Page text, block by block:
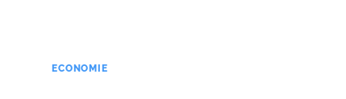
ECONOMIE